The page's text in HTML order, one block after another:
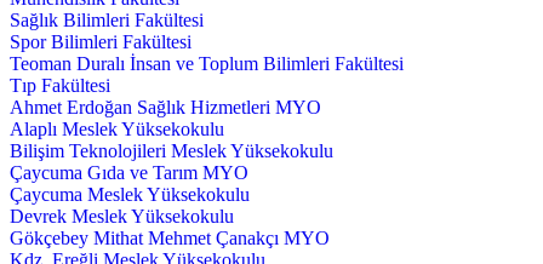
Sağlık Bilimleri Fakültesi
Spor Bilimleri Fakültesi
Teoman Duralı İnsan ve Toplum Bilimleri Fakültesi
Tıp Fakültesi
Ahmet Erdoğan Sağlık Hizmetleri MYO
Alaplı Meslek Yüksekokulu
Bilişim Teknolojileri Meslek Yüksekokulu
Çaycuma Gıda ve Tarım MYO
Çaycuma Meslek Yüksekokulu
Devrek Meslek Yüksekokulu
Gökçebey Mithat Mehmet Çanakçı MYO